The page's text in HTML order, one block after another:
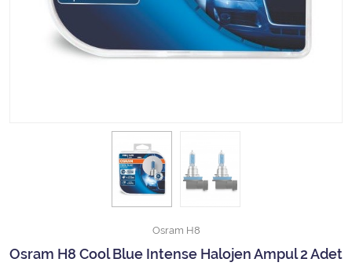
Kamyon Halojen Park Ampulü
Osram H8
Osram H8 Cool Blue Intense Halojen Ampul 2 Adet